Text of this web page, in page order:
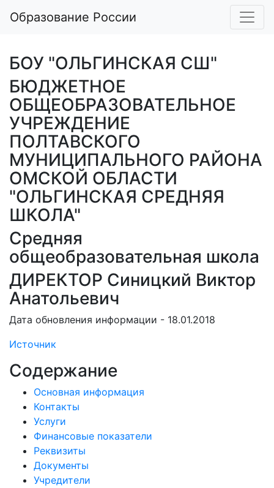
Образование России
БОУ "ОЛЬГИНСКАЯ СШ"
БЮДЖЕТНОЕ
ОБЩЕОБРАЗОВАТЕЛЬНОЕ
УЧРЕЖДЕНИЕ
ПОЛТАВСКОГО
МУНИЦИПАЛЬНОГО РАЙОНА
ОМСКОЙ ОБЛАСТИ
"ОЛЬГИНСКАЯ СРЕДНЯЯ
ШКОЛА"
Средняя
общеобразовательная школа
ДИРЕКТОР Синицкий Виктор
Анатольевич
Дата обновления информации - 18.01.2018
Источник
Содержание
Основная информация
Контакты
Услуги
Финансовые показатели
Реквизиты
Документы
Учредители